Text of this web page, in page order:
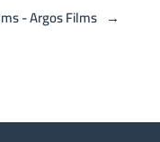
←
- Argos Films